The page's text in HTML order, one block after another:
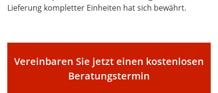
Lieferung kompletter Einheiten hat sich bewährt.
Vereinbaren Sie jetzt einen kostenlosen
Beratungstermin